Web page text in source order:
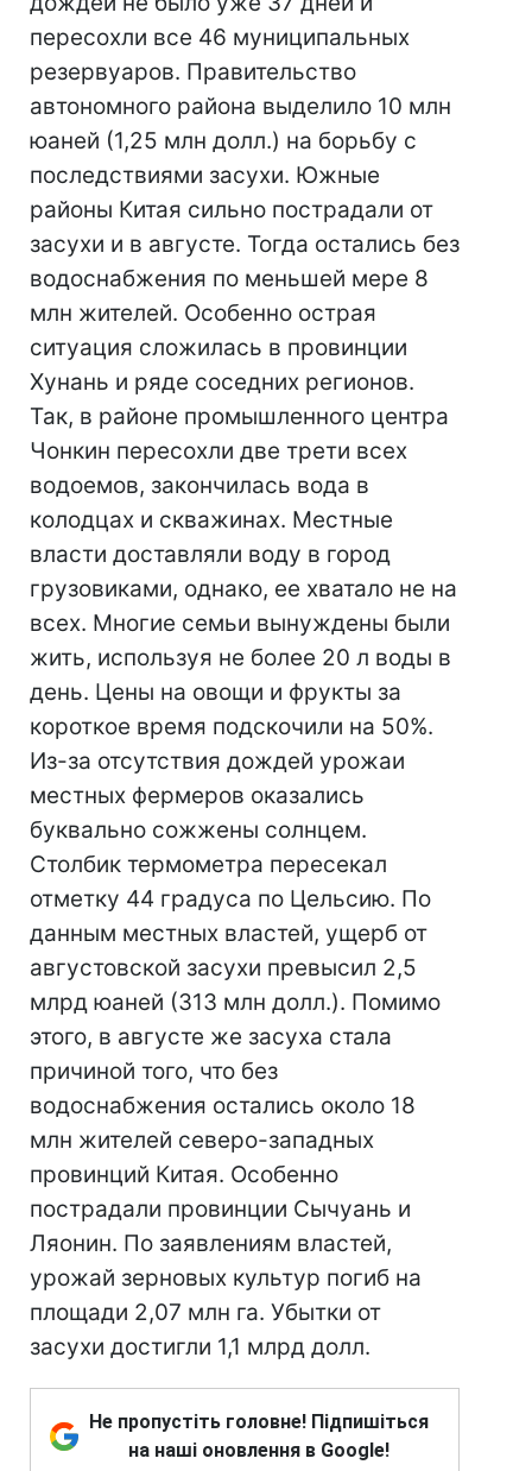
пересохли все 46 муниципальных
резервуаров. Правительство
автономного района выделило 10 млн
юаней (1,25 млн долл.) на борьбу с
последствиями засухи. Южные
районы Китая сильно пострадали от
засухи и в августе. Тогда остались без
водоснабжения по меньшей мере 8
млн жителей. Особенно острая
ситуация сложилась в провинции
Хунань и ряде соседних регионов.
Так, в районе промышленного центра
Чонкин пересохли две трети всех
водоемов, закончилась вода в
колодцах и скважинах. Местные
власти доставляли воду в город
грузовиками, однако, ее хватало не на
всех. Многие семьи вынуждены были
жить, используя не более 20 л воды в
день. Цены на овощи и фрукты за
короткое время подскочили на 50%.
Из-за отсутствия дождей урожаи
местных фермеров оказались
буквально сожжены солнцем.
Столбик термометра пересекал
отметку 44 градуса по Цельсию. По
данным местных властей, ущерб от
августовской засухи превысил 2,5
млрд юаней (313 млн долл.). Помимо
этого, в августе же засуха стала
причиной того, что без
водоснабжения остались около 18
млн жителей северо-западных
провинций Китая. Особенно
пострадали провинции Сычуань и
Ляонин. По заявлениям властей,
урожай зерновых культур погиб на
площади 2,07 млн га. Убытки от
засухи достигли 1,1 млрд долл.
Не пропустіть головне! Підпишіться
на наші оновлення в Google!